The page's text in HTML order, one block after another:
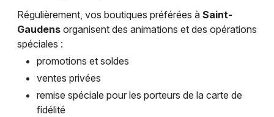
Régulièrement, vos boutiques préférées à Saint-
Gaudens organisent des animations et des opérations
spéciales :
promotions et soldes
ventes privées
remise spéciale pour les porteurs de la carte de
fidélité